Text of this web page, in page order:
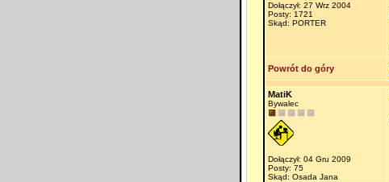
Dołączył: 27 Wrz 2004
Posty: 1721
Skąd: PORTER
Powrót do góry
MatiK
Bywalec
Dołączył: 04 Gru 2009
Posty: 75
Skąd: Osada Jana